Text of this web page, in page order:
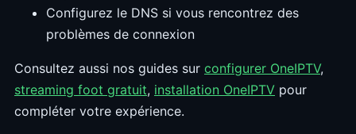
Configurez le DNS si vous rencontrez des
problèmes de connexion
Consultez aussi nos guides sur configurer OneIPTV,
streaming foot gratuit, installation OneIPTV pour
compléter votre expérience.